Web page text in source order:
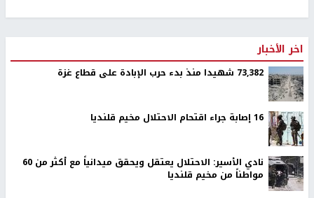
اخر الأخبار
73,382 شهيدا منذ بدء حرب الإبادة على قطاع غزة
16 إصابة جراء اقتحام الاحتلال مخيم قلنديا
نادي الأسير: الاحتلال يعتقل ويحقق ميدانياً مع أكثر من 60
مواطناً من مخيم قلنديا